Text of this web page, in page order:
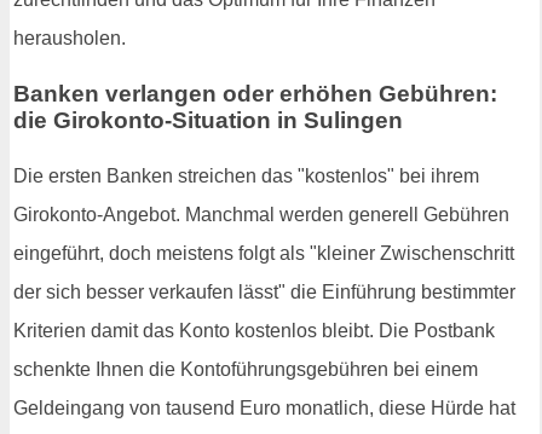
herausholen.
Banken verlangen oder erhöhen Gebühren:
die Girokonto-Situation in Sulingen
Die ersten Banken streichen das "kostenlos" bei ihrem
Girokonto-Angebot. Manchmal werden generell Gebühren
eingeführt, doch meistens folgt als "kleiner Zwischenschritt
der sich besser verkaufen lässt" die Einführung bestimmter
Kriterien damit das Konto kostenlos bleibt. Die Postbank
schenkte Ihnen die Kontoführungsgebühren bei einem
Geldeingang von tausend Euro monatlich, diese Hürde hat